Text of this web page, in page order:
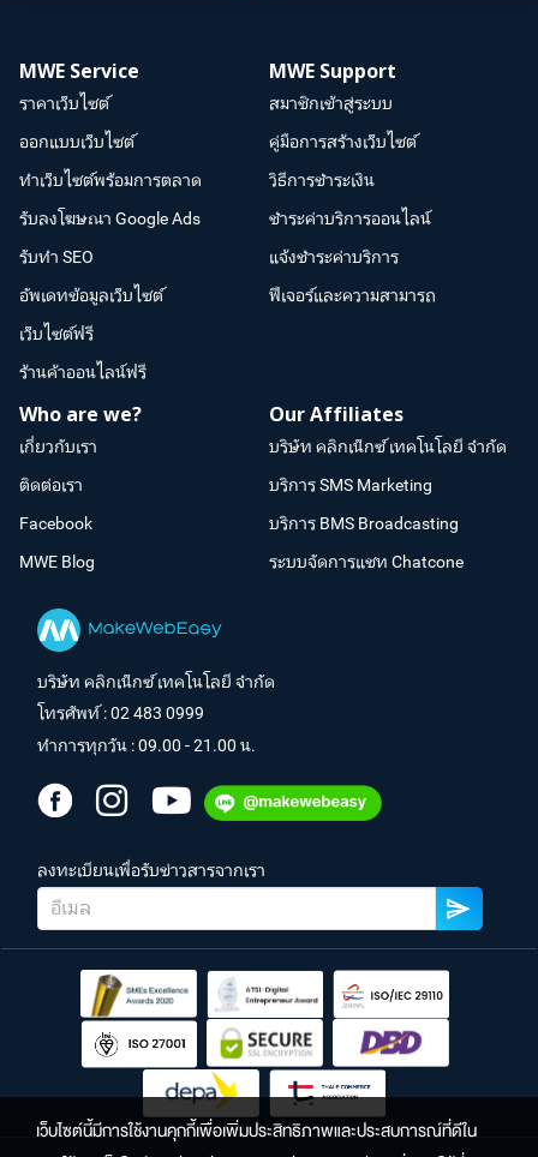
MWE Service
ราคาเว็บไซต์
ออกแบบเว็บไซต์
ทำเว็บไซต์พร้อมการตลาด
รับลงโฆษณา Google Ads
รับทำ SEO
อัพเดทข้อมูลเว็บไซต์
เว็บไซต์ฟรี
ร้านค้าออนไลน์ฟรี
MWE Support
สมาชิกเข้าสู่ระบบ
คู่มือการสร้างเว็บไซต์
วิธีการชำระเงิน
ชำระค่าบริการออนไลน์
แจ้งชำระค่าบริการ
ฟีเจอร์และความสามารถ
Who are we?
เกี่ยวกับเรา
ติดต่อเรา
Facebook
MWE Blog
Our Affiliates
บริษัท คลิกเน็กซ์ เทคโนโลยี จำกัด
บริการ SMS Marketing
บริการ BMS Broadcasting
ระบบจัดการแชท Chatcone
บริษัท คลิกเน็กซ์ เทคโนโลยี จำกัด
โทรศัพท์ :02 483 0999
ทำการทุกวัน : 09.00 - 21.00 น.
ลงทะเบียนเพื่อรับข่าวสารจากเรา
เว็บไซต์นี้มีการใช้งานคุกกี้เพื่อเพิ่มประสิทธิภาพและประสบการณ์ที่ดีใน